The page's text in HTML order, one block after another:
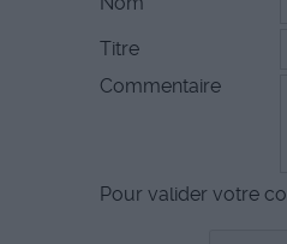
Titre
Commentaire
Pour valider votre